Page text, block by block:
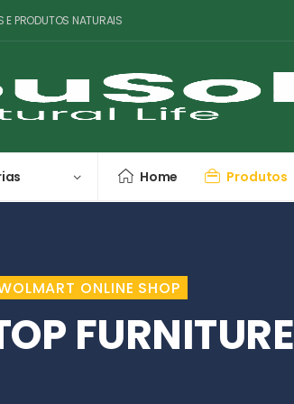
E PRODUTOS NATURAIS
Home Produtos
ONLINE SHOP
FURNITURE